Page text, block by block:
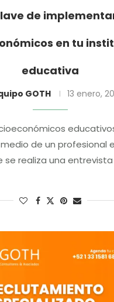
de
en tu
educativa
GOTH 13 enero,
de un profesional
se realiza una